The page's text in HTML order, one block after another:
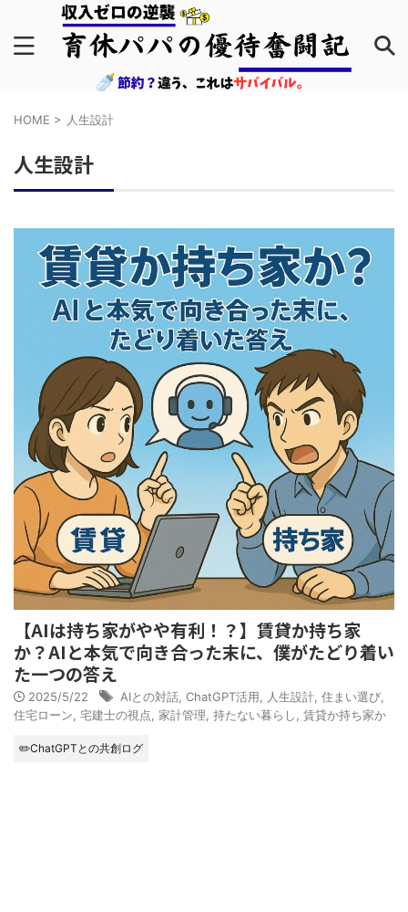
HOME > 人生設計
人生設計
【AIは持ち家がやや有利！？】賃貸か持ち家
か？AIと本気で向き合った末に、僕がたどり着い
た一つの答え
2025/5/22 AIとの対話 ChatGPT活用 人生設計 住まい選び
住宅ローン 宅建士の視点 家計管理 持たない暮らし 賃貸か持ち家か
✏️ChatGPTとの共創ログ